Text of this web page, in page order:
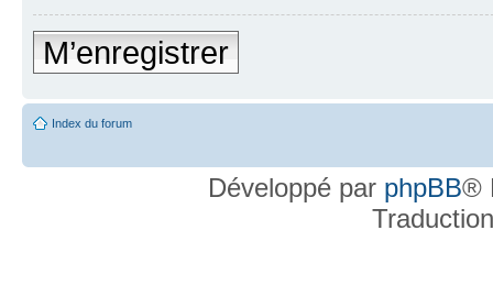
M’enregistrer
Index du forum
Développé par phpBB®